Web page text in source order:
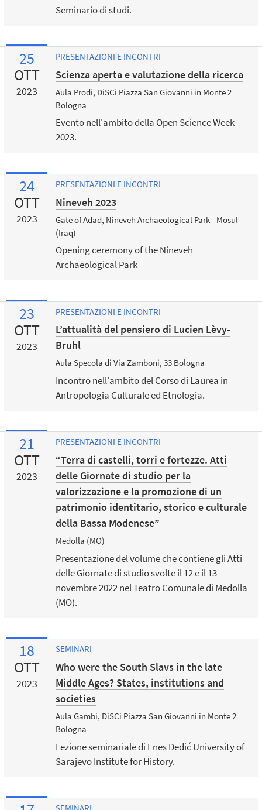
Seminario di studi.
25
OTT
2023
PRESENTAZIONI E INCONTRI
Scienza aperta e valutazione della ricerca
Aula Prodi, DiSCi Piazza San Giovanni in Monte 2
Bologna
Evento nell'ambito della Open Science Week
2023.
24
OTT
2023
PRESENTAZIONI E INCONTRI
Nineveh 2023
Gate of Adad, Nineveh Archaeological Park - Mosul
(Iraq)
Opening ceremony of the Nineveh
Archaeological Park
23
OTT
2023
PRESENTAZIONI E INCONTRI
L’attualità del pensiero di Lucien Lèvy-
Bruhl
Aula Specola di Via Zamboni, 33 Bologna
Incontro nell'ambito del Corso di Laurea in
Antropologia Culturale ed Etnologia.
21
OTT
2023
PRESENTAZIONI E INCONTRI
“Terra di castelli, torri e fortezze. Atti
delle Giornate di studio per la
valorizzazione e la promozione di un
patrimonio identitario, storico e culturale
della Bassa Modenese”
Medolla (MO)
Presentazione del volume che contiene gli Atti
delle Giornate di studio svolte il 12 e il 13
novembre 2022 nel Teatro Comunale di Medolla
(MO).
18
OTT
2023
SEMINARI
Who were the South Slavs in the late
Middle Ages? States, institutions and
societies
Aula Gambi, DiSCi Piazza San Giovanni in Monte 2
Bologna
Lezione seminariale di Enes Dedić University of
Sarajevo Institute for History.